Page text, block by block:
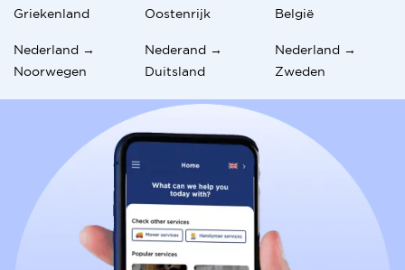
Griekenland
Oostenrijk
België
Nederland →
Noorwegen
Nederand →
Duitsland
Nederland →
Zweden